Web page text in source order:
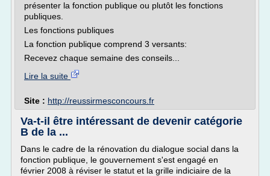
présenter la fonction publique ou plutôt les fonctions
publiques.
Les fonctions publiques
La fonction publique comprend 3 versants:
Recevez chaque semaine des conseils...
Lire la suite
Site : http://reussirmesconcours.fr
Va-t-il être intéressant de devenir catégorie
B de la ...
Dans le cadre de la rénovation du dialogue social dans la
fonction publique, le gouvernement s'est engagé en
février 2008 à réviser le statut et la grille indiciaire de la